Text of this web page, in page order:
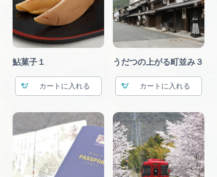
鮎菓子１
カート
うだつの上がる町並み３
カート